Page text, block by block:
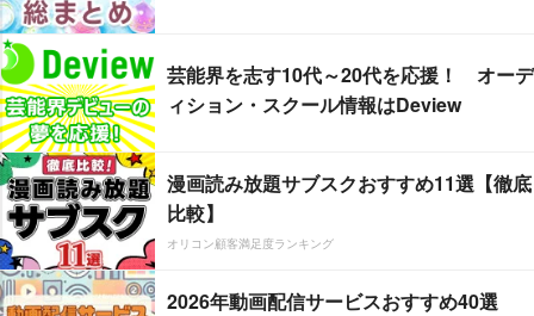
芸能界を志す10代～20代を応援！ オーデ
ィション・スクール情報はDeview
漫画読み放題サブスクおすすめ11選【徹底
比較】
オリコン顧客満足度ランキング
2026年動画配信サービスおすすめ40選